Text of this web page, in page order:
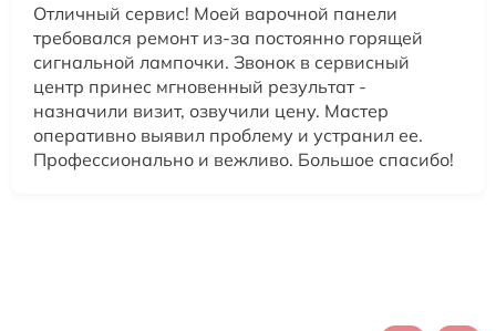
Отличный сервис! Моей варочной панели
требовался ремонт из-за постоянно горящей
сигнальной лампочки. Звонок в сервисный
центр принес мгновенный результат -
назначили визит, озвучили цену. Мастер
оперативно выявил проблему и устранил ее.
Профессионально и вежливо. Большое спасибо!